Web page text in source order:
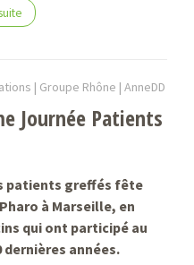
| Groupe Rhône | AnneDD
Journée Patients
patients greffés fête
à Marseille, en
qui ont participé au
années.